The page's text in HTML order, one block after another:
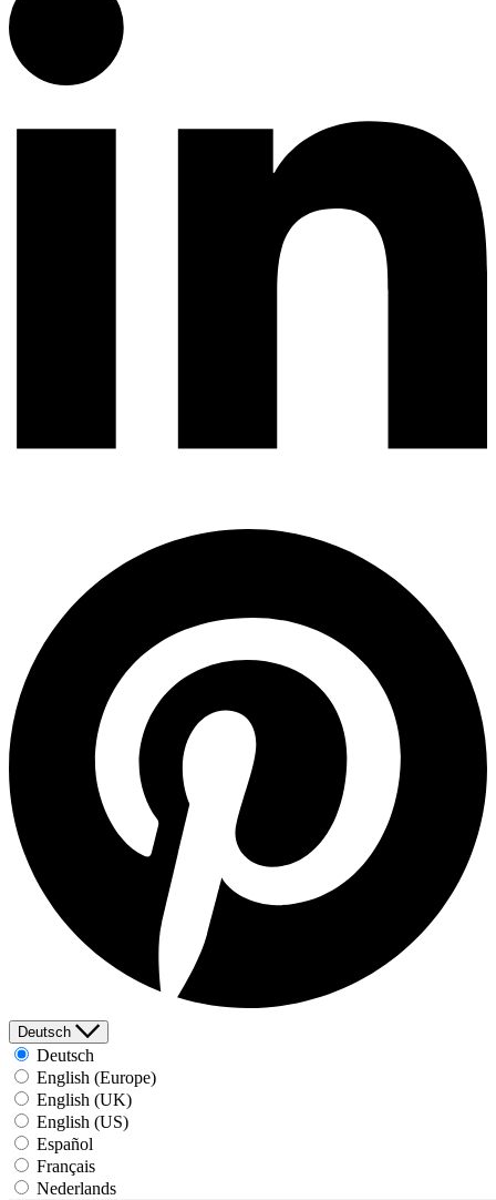
Deutsch
Deutsch
English (Europe)
English (UK)
English (US)
Español
Français
Nederlands